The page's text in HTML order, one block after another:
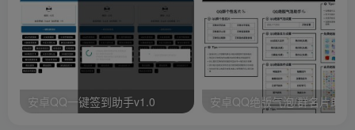
安卓QQ一键签到助手v1.0 安卓QQ绝版气泡/群名片助手